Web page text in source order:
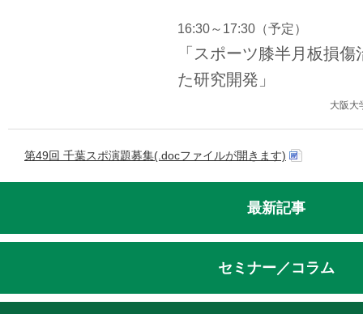
16:30～17:30（予定）
「スポーツ膝半月板損
た研究開発」
大阪大
第49回 千葉スポ演題募集(.docファイルが開きます)
最新記事
セミナー／コラム